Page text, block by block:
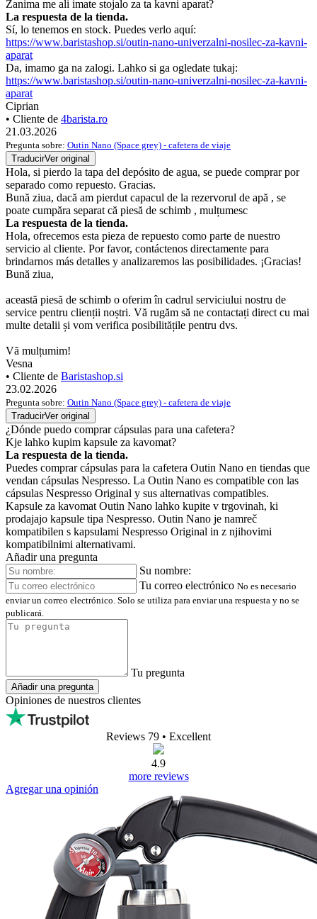
Zanima me ali imate stojalo za ta kavni aparat?
La respuesta de la tienda.
Sí, lo tenemos en stock. Puedes verlo aquí:
https://www.baristashop.si/outin-nano-univerzalni-nosilec-za-kavni-
aparat
Da, imamo ga na zalogi. Lahko si ga ogledate tukaj:
https://www.baristashop.si/outin-nano-univerzalni-nosilec-za-kavni-
aparat
Ciprian
• Cliente de 4barista.ro
21.03.2026
Pregunta sobre: Outin Nano (Space grey) - cafetera de viaje
TraducirVer original
Hola, si pierdo la tapa del depósito de agua, se puede comprar por
separado como repuesto. Gracias.
Bună ziua, dacă am pierdut capacul de la rezervorul de apă , se
poate cumpăra separat că piesă de schimb , mulțumesc
La respuesta de la tienda.
Hola, ofrecemos esta pieza de repuesto como parte de nuestro
servicio al cliente. Por favor, contáctenos directamente para
brindarnos más detalles y analizaremos las posibilidades. ¡Gracias!
Bună ziua,
această piesă de schimb o oferim în cadrul serviciului nostru de
service pentru clienții noștri. Vă rugăm să ne contactați direct cu mai
multe detalii și vom verifica posibilitățile pentru dvs.
Vă mulțumim!
Vesna
• Cliente de Baristashop.si
23.02.2026
Pregunta sobre: Outin Nano (Space grey) - cafetera de viaje
TraducirVer original
¿Dónde puedo comprar cápsulas para una cafetera?
Kje lahko kupim kapsule za kavomat?
La respuesta de la tienda.
Puedes comprar cápsulas para la cafetera Outin Nano en tiendas que
vendan cápsulas Nespresso. La Outin Nano es compatible con las
cápsulas Nespresso Original y sus alternativas compatibles.
Kapsule za kavomat Outin Nano lahko kupite v trgovinah, ki
prodajajo kapsule tipa Nespresso. Outin Nano je namreč
kompatibilen s kapsulami Nespresso Original in z njihovimi
kompatibilnimi alternativami.
Añadir una pregunta
Su nombre:
Tu correo electrónico No es necesario
enviar un correo electrónico. Solo se utiliza para enviar una respuesta y no se
publicará.
Tu pregunta
Añadir una pregunta
Opiniones de nuestros clientes
Reviews 79 • Excellent
4.9
more reviews
Agregar una opinión